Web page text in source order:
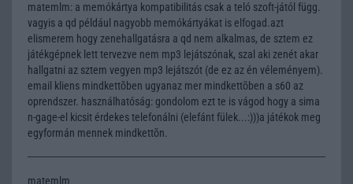
matemlm: a memókártya kompatibilitás csak a teló szoft-jától függ.
vagyis a qd például nagyobb memókártyákat is elfogad.azt
elismerem hogy zenehallgatásra a qd nem alkalmas, de sztem ez
játékgépnek lett tervezve nem mp3 lejátszónak, szal aki zenét akar
hallgatni az sztem vegyen mp3 lejátszót (de ez az én véleményem).
email kliens mindkettõben ugyanaz mer mindkettõben a s60 az
oprendszer. használhatóság: gondolom ezt te is vágod hogy a sima
n-gage-el kicsit érdekes telefonálni (elefánt fülek...:)))a játékok meg
egyformán mennek mindkettõn.
matemlm